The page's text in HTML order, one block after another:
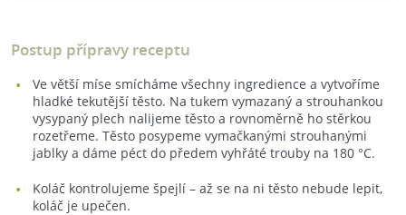
Postup přípravy receptu
Ve větší míse smícháme všechny ingredience a vytvoříme
hladké tekutější těsto. Na tukem vymazaný a strouhankou
vysypaný plech nalijeme těsto a rovnoměrně ho stěrkou
rozetřeme. Těsto posypeme vymačkanými strouhanými
jablky a dáme péct do předem vyhřáté trouby na 180 °C.
Koláč kontrolujeme špejlí – až se na ni těsto nebude lepit,
koláč je upečen.